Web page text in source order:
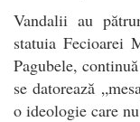
Vandalii au
statuia Fecioarei
Pagubele,
se datorează
o ideologie care